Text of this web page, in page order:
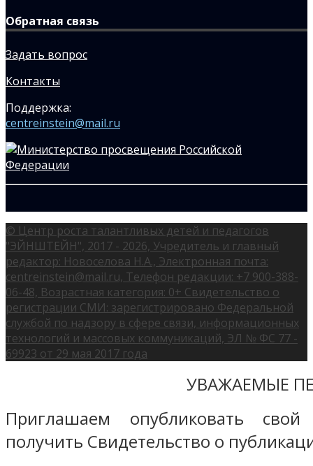
Обратная связь
Задать вопрос
Контакты
Поддержка:
centreinstein@mail.ru
© Центр роста талантливых детей и педагогов
"ЭЙНШТЕЙН", 2017 - 2026, Учредитель и главный
редактор: Новоселова Н.А., Электронная почта:
centreinstein@mail.ru, Телефон редакции: +7 900-388-
06-48, Возрастная категория: 0+ Свидетельство о
регистрации СМИ: зарегистрировано Федеральной
службой по надзору в сфере связи, информационных
технологий и массовых коммуникаций, ЭЛ № ФС 77 -
69923 от 29 мая 2017 года
УВАЖАЕМЫЕ
Приглашаем опубликовать
получить Свидетельство о